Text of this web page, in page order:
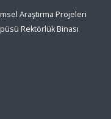
Araştırma Projeleri
Rektörlük Binası